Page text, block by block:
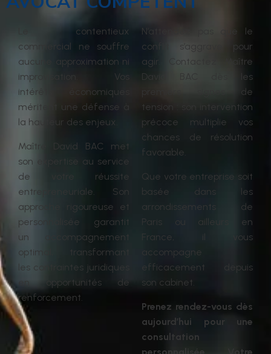
Le contentieux
commercial ne souffre
aucune approximation ni
improvisation. Vos
intérêts économiques
méritent une défense à
la hauteur des enjeux.
Maître David BAC met
son expertise au service
de votre réussite
entrepreneuriale. Son
approche rigoureuse et
personnalisée garantit
un accompagnement
optimal, transformant
les contraintes juridiques
en opportunités de
renforcement.
N’attendez pas que le
conflit s’aggrave pour
agir. Contactez Maître
David BAC dès les
premiers signes de
tension
son intervention
précoce multiplie vos
chances de résolution
favorable.
Que votre entreprise soit
basée dans les
arrondissements de
Paris ou ailleurs en
France, il vous
accompagne
efficacement depuis
son cabinet.
Prenez rendez-vous dès
aujourd’hui pour une
consultation